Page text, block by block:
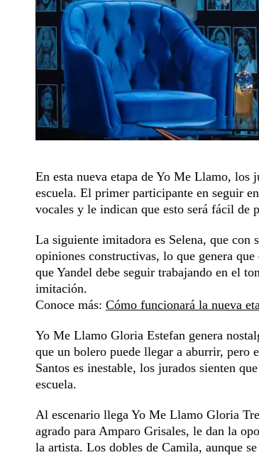
En esta nueva etapa de Yo Me Llamo, los
escuela. El primer participante en seguir
vocales y le indican que esto será fácil de
La siguiente imitadora es Selena, que
opiniones constructivas, lo que genera
que Yandel debe seguir trabajando en el
imitación.
Conoce más: Cómo funcionará la nueva
Yo Me Llamo Gloria Estefan genera
que un bolero puede llegar a aburrir, pero
Santos es inestable, los jurados sienten
escuela.
Al escenario llega Yo Me Llamo Gloria
agrado para Amparo Grisales, le dan la
la artista. Los dobles de Camila, aunque